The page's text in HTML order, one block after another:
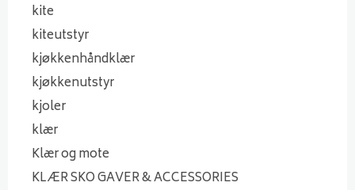
kite
kiteutstyr
kjøkkenhåndklær
kjøkkenutstyr
kjoler
klær
Klær og mote
KLÆR SKO GAVER & ACCESSORIES